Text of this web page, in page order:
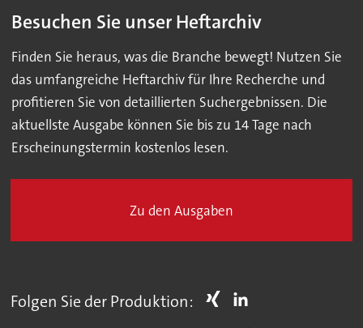
Besuchen Sie unser Heftarchiv
Finden Sie heraus, was die Branche bewegt! Nutzen Sie
das umfangreiche Heftarchiv für Ihre Recherche und
profitieren Sie von detaillierten Suchergebnissen. Die
aktuellste Ausgabe können Sie bis zu 14 Tage nach
Erscheinungstermin kostenlos lesen.
Zu den Ausgaben
Folgen Sie der Produktion: